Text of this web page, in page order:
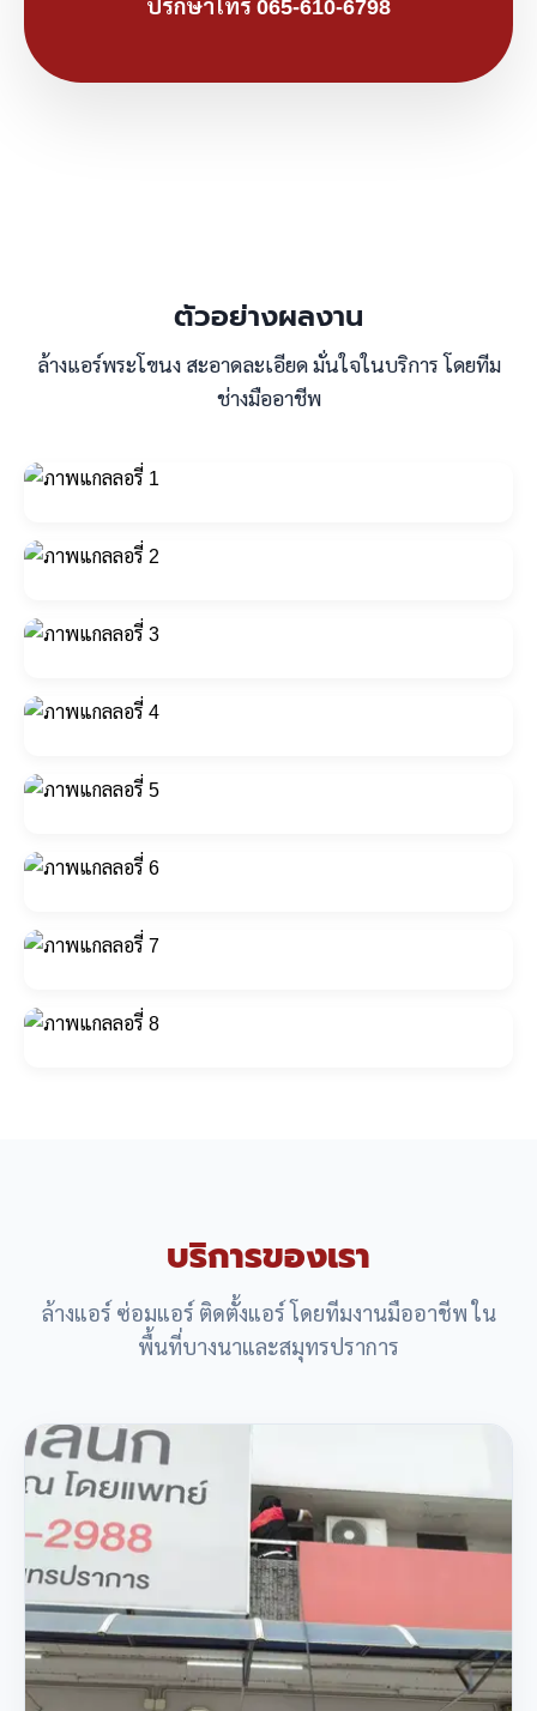
ปรึกษาโทร 065-610-6798
ตัวอย่างผลงาน
ล้างแอร์พระโขนง สะอาดละเอียด มั่นใจในบริการ โดยทีม
ช่างมืออาชีพ
บริการของเรา
ล้างแอร์ ซ่อมแอร์ ติดตั้งแอร์ โดยทีมงานมืออาชีพ ใน
พื้นที่บางนาและสมุทรปราการ